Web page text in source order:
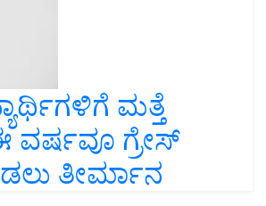
ಮತ್ತೆ
ವರ್ಷವೂ ಗ್ರೇಸ್
ತೀರ್ಮಾನ